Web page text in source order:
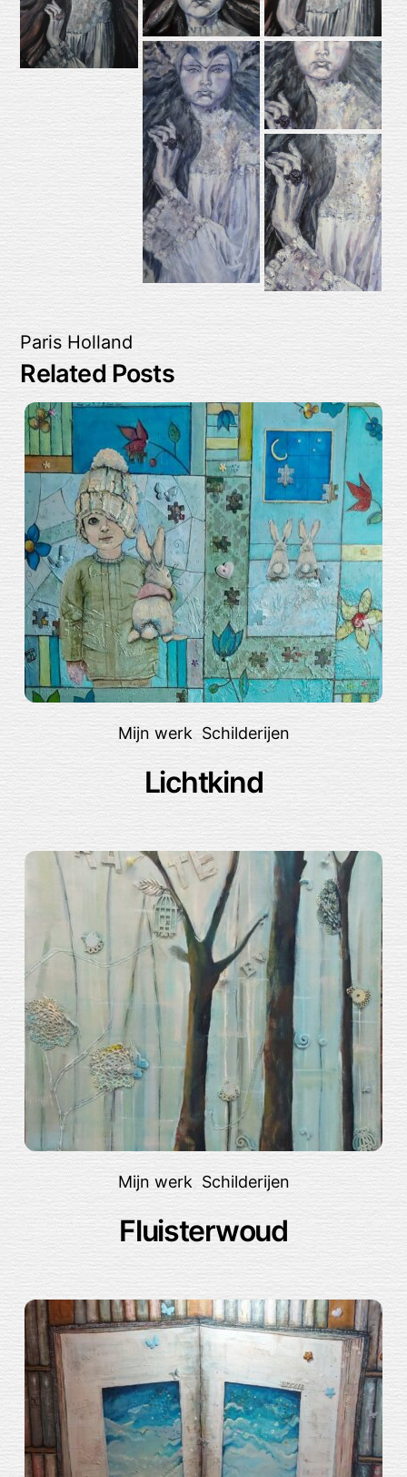
ParisHolland
Related Posts
Mijn werk, Schilderijen
Lichtkind
Mijn werk Schilderijen
Fluisterwoud